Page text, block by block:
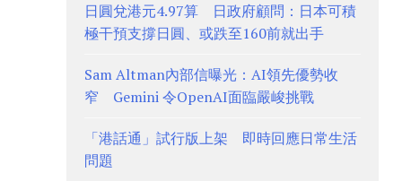
日圓兌港元4.97算 日政府顧問：日本可積
極干預支撐日圓、或跌至160前就出手
Sam Altman內部信曝光：AI領先優勢收
窄 Gemini 令OpenAI面臨嚴峻挑戰
「港話通」試行版上架 即時回應日常生活
問題